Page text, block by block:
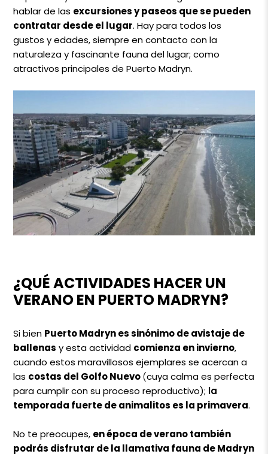
hablar de las excursiones y paseos que se pueden
contratar desde el lugar. Hay para todos los
gustos y edades, siempre en contacto con la
naturaleza y fascinante fauna del lugar; como
atractivos principales de Puerto Madryn.
¿QUÉ ACTIVIDADES HACER UN
VERANO EN PUERTO MADRYN?
Si bien Puerto Madryn es sinónimo de avistaje de
ballenas y esta actividad comienza en invierno,
cuando estos maravillosos ejemplares se acercan a
las costas del Golfo Nuevo(cuya calma es perfecta
para cumplir con su proceso reproductivo); la
temporada fuerte de animalitos es la primavera.
No te preocupes, en época de verano también
podrás disfrutar de la llamativa fauna de Madryn